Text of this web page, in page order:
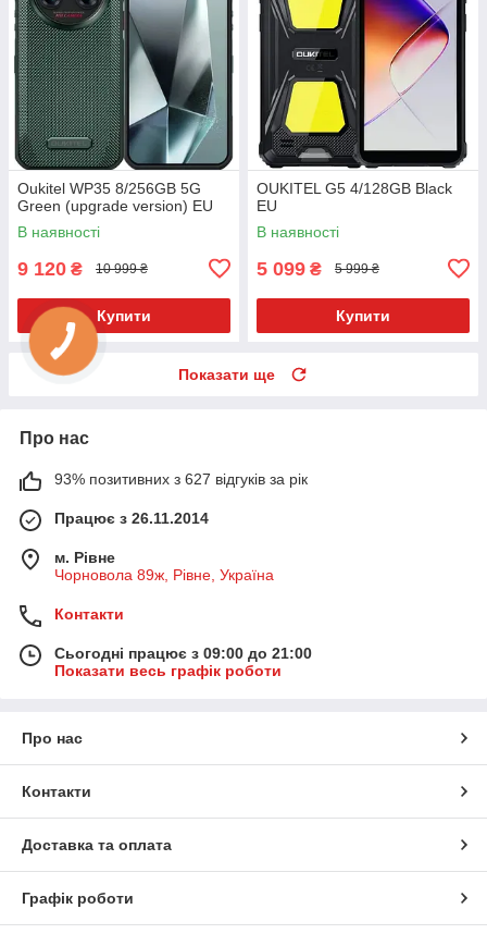
Oukitel WP35 8/256GB 5G
Green (upgrade version) EU
В наявності
9 120 ₴ 10 999 ₴
Купити
OUKITEL G5 4/128GB Black
EU
В наявності
5 099 ₴ 5 999 ₴
Купити
Показати ще
Про нас
93% позитивних з 627 відгуків за рік
Працює з 26.11.2014
м. Рівне
Чорновола 89ж, Рівне, Україна
Контакти
Сьогодні працює з 09:00 до 21:00
Показати весь графік роботи
Про нас
Контакти
Доставка та оплата
Графік роботи